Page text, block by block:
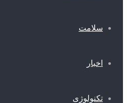
سلامت
اخبار
تکنولوژی